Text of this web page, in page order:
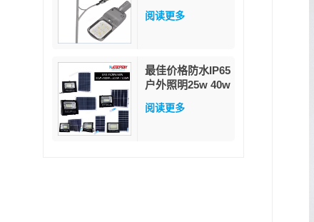
路灯
阅读更多
最佳价格防水IP65
户外照明25w 40w
300w ABS玻璃
阅读更多